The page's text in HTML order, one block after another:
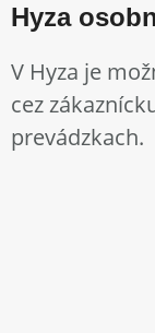
Hyza
V Hyza je
cez
prevádzkach.